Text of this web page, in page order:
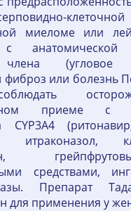
миеломе или
с анатомической
(угловое
фиброз или болезнь
приеме с
CYP3A4
итраконазол,
средствами,
Препарат
для применения у